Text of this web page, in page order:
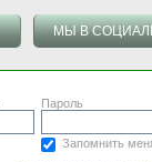
МЫ В
Пароль
Запомнить